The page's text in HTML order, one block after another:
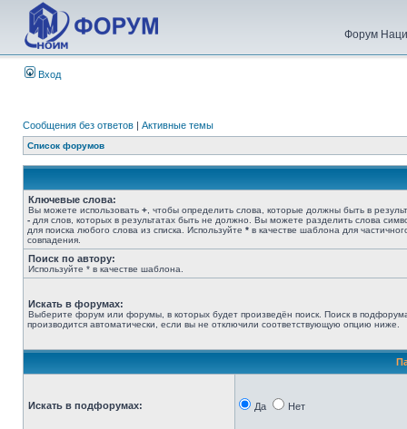
Форум
Вход
Сообщения без ответов | Активные темы
Список форумов
Ключевые слова:
Вы можете использовать + , чтобы определить слова, которые должны быть в
- для слов, которых в результатах быть не должно. Вы можете разделить слова
для поиска любого слова из списка. Используйте * в качестве шаблона для
совпадения.
Поиск по автору:
Используйте * в качестве шаблона.
Искать в форумах:
Выберите форум или форумы, в которых будет произведён поиск. Поиск в
производится автоматически, если вы не отключили соответствующую опцию ниже.
Искать в подфорумах: Да Нет